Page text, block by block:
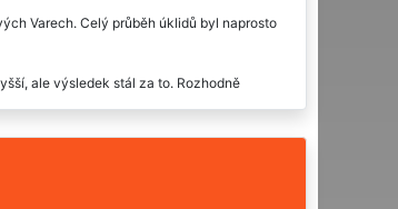
Varech. Celý průběh úklidů byl naprosto
ale výsledek stál za to. Rozhodně
Určitě doporučuju.